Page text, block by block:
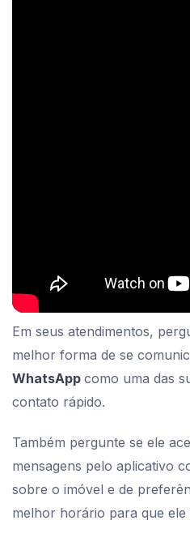
Em seus atendimentos,
melhor forma de se
WhatsApp como uma das
contato rápido.
Também pergunte se ele
mensagens pelo aplicativo
sobre o imóvel e de
melhor horário para que ele